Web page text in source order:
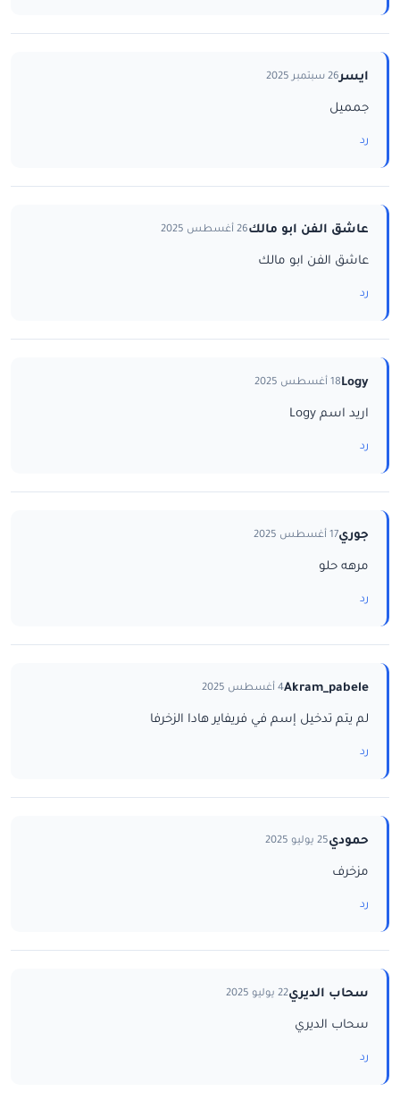
ايسر26 سبتمبر 2025
جمميل
رد
عاشق الفن ابو مالك26 أغسطس 2025
عاشق الفن ابو مالك
رد
Logy18 أغسطس 2025
اريد اسم Logy
رد
جوري17 أغسطس 2025
مرهه حلو
رد
Akram_pabele4 أغسطس 2025
لم يتم تدخيل إسم في فريفاير هادا الزخرفا
رد
حمودي25 يوليو 2025
مزخرف
رد
سحاب الديري22 يوليو 2025
سحاب الديري
رد